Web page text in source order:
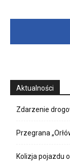
Aktualności
Zdarzenie
Przegrana
Kolizja pojazdu